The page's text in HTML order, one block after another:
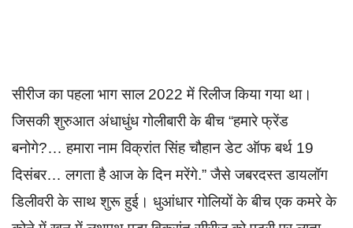
सीरीज का पहला भाग साल 2022 में रिलीज किया गया था।
जिसकी शुरुआत अंधाधुंध गोलीबारी के बीच “हमारे फ्रेंड
बनोगे?… हमारा नाम विक्रांत सिंह चौहान डेट ऑफ बर्थ 19
दिसंबर… लगता है आज के दिन मरेंगे.” जैसे जबरदस्त डायलॉग
डिलीवरी के साथ शुरू हुई। धुआंधार गोलियों के बीच एक कमरे के